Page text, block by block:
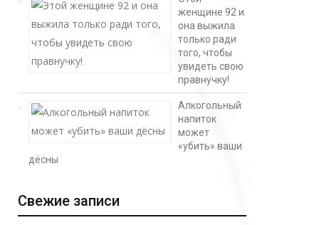
женщине 92 и
она выжила
только ради
того, чтобы
увидеть свою
правнучку!
Алкогольный
напиток
может
«убить» ваши
дёсны
Свежие записи